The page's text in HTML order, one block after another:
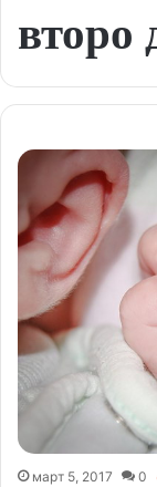
второ
март 5, 2017 0